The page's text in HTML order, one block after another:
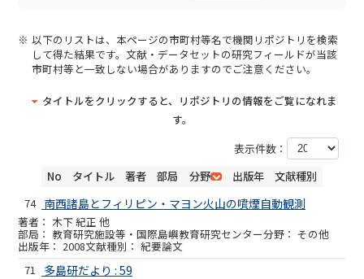
以下のリストは、本ページの市町村等名で機関リポジトリを検索
して得た結果です。文献・データセットの研究フィールドが当該
市町村等と一致しない場合がありますのでご注意ください。
タイトルをクリックすると、リポジトリの情報をご覧になれま
す。
表示件数：
No
タイトル 著者 部局 分野 出版年
文献種別
74 南西諸島とフィリピン・マヨン火山の噴煙自動観測
木下 紀正 他
教育研究施設等・国際島嶼教育研究センター その他
2008
紀要論文
71
多島研だより : 59